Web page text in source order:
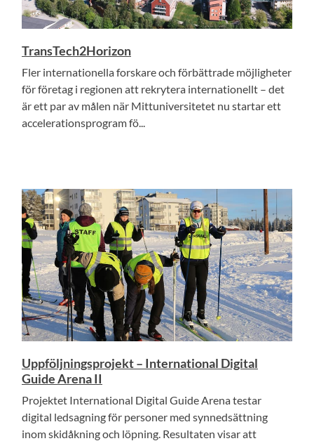
TransTech2Horizon
Fler internationella forskare och förbättrade möjligheter
för företag i regionen att rekrytera internationellt – det
är ett par av målen när Mittuniversitetet nu startar ett
accelerationsprogram fö...
Uppföljningsprojekt – International Digital
Guide Arena II
Projektet International Digital Guide Arena testar
digital ledsagning för personer med synnedsättning
inom skidåkning och löpning. Resultaten visar att